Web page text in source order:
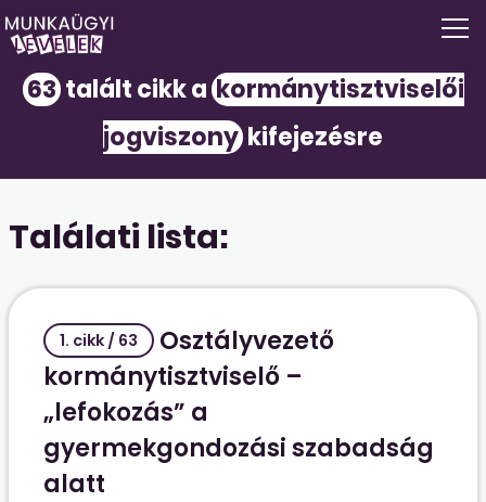
63talált cikk a kormánytisztviselői
jogviszony kifejezésre
Találati lista:
1. cikk / 63
Osztályvezető
kormánytisztviselő –
„lefokozás” a
gyermekgondozási szabadság
alatt